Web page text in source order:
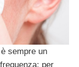
è sempre un
per